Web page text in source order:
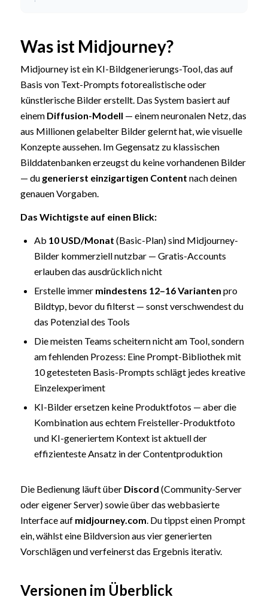
Was ist Midjourney?
Midjourney ist ein KI-Bildgenerierungs-Tool, das auf
Basis von Text-Prompts fotorealistische oder
künstlerische Bilder erstellt. Das System basiert auf
einem Diffusion-Modell — einem neuronalen Netz, das
aus Millionen gelabelter Bilder gelernt hat, wie visuelle
Konzepte aussehen. Im Gegensatz zu klassischen
Bilddatenbanken erzeugst du keine vorhandenen Bilder
— du generierst einzigartigen Content nach deinen
genauen Vorgaben.
Das Wichtigste auf einen Blick:
Ab 10 USD/Monat (Basic-Plan) sind Midjourney-
Bilder kommerziell nutzbar — Gratis-Accounts
erlauben das ausdrücklich nicht
Erstelle immer mindestens 12–16 Varianten pro
Bildtyp, bevor du filterst — sonst verschwendest du
das Potenzial des Tools
Die meisten Teams scheitern nicht am Tool, sondern
am fehlenden Prozess: Eine Prompt-Bibliothek mit
10 getesteten Basis-Prompts schlägt jedes kreative
Einzelexperiment
KI-Bilder ersetzen keine Produktfotos — aber die
Kombination aus echtem Freisteller-Produktfoto
und KI-generiertem Kontext ist aktuell der
effizienteste Ansatz in der Contentproduktion
Die Bedienung läuft über Discord (Community-Server
oder eigener Server) sowie über das webbasierte
Interface auf midjourney.com. Du tippst einen Prompt
ein, wählst eine Bildversion aus vier generierten
Vorschlägen und verfeinerst das Ergebnis iterativ.
Versionen im Überblick